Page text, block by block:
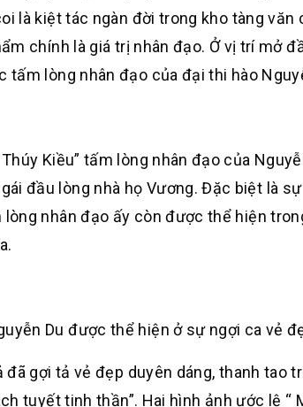
là kiệt tác ngàn đời trong kho tàng
chính là giá trị nhân đạo. Ở vị trí mở
tấm lòng nhân đạo của đại thi hào
Kiều” tấm lòng nhân đạo của
đầu lòng nhà họ Vương. Đặc biệt là
lòng nhân đạo ấy còn được thể hiện
Du được thể hiện ở sự ngợi ca vẻ
gợi tả vẻ đẹp duyên dáng, thanh tao
tuyết tinh thần”. Hai hình ảnh ước lệ “